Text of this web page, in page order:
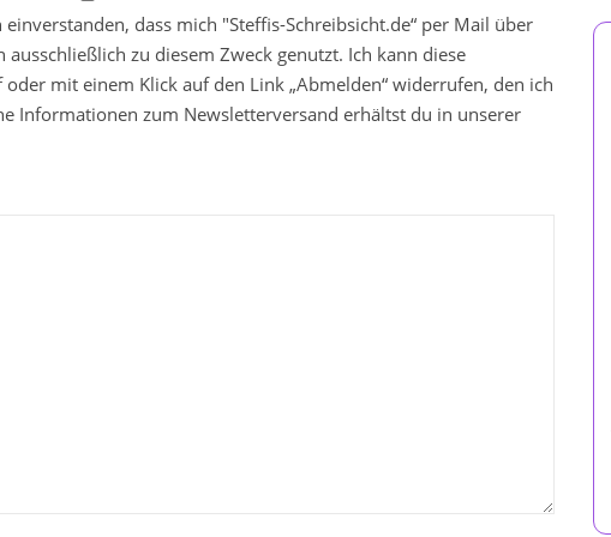
dass mich "Steffis-Schreibsicht.de“ per Mail über
zu diesem Zweck genutzt. Ich kann diese
mit einem Klick auf den Link „Abmelden“ widerrufen, den ich
Informationen zum Newsletterversand erhältst du in unserer